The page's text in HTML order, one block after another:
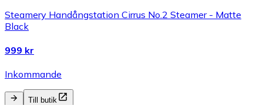
Steamery Handångstation Cirrus No.2 Steamer - Matte
Black
999 kr
Inkommande
Till butik